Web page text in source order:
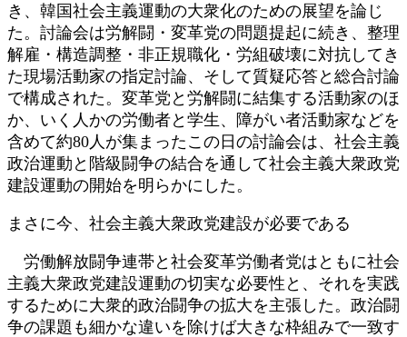
き、韓国社会主義運動の大衆化のための展望を論じ
た。討論会は労解闘・変革党の問題提起に続き、整理
解雇・構造調整・非正規職化・労組破壊に対抗してき
た現場活動家の指定討論、そして質疑応答と総合討論
で構成された。変革党と労解闘に結集する活動家のほ
か、いく人かの労働者と学生、障がい者活動家などを
含めて約80人が集まったこの日の討論会は、社会主義
政治運動と階級闘争の結合を通して社会主義大衆政党
建設運動の開始を明らかにした。
まさに今、社会主義大衆政党建設が必要である
労働解放闘争連帯と社会変革労働者党はともに社会
主義大衆政党建設運動の切実な必要性と、それを実践
するために大衆的政治闘争の拡大を主張した。政治闘
争の課題も細かな違いを除けば大きな枠組みで一致す